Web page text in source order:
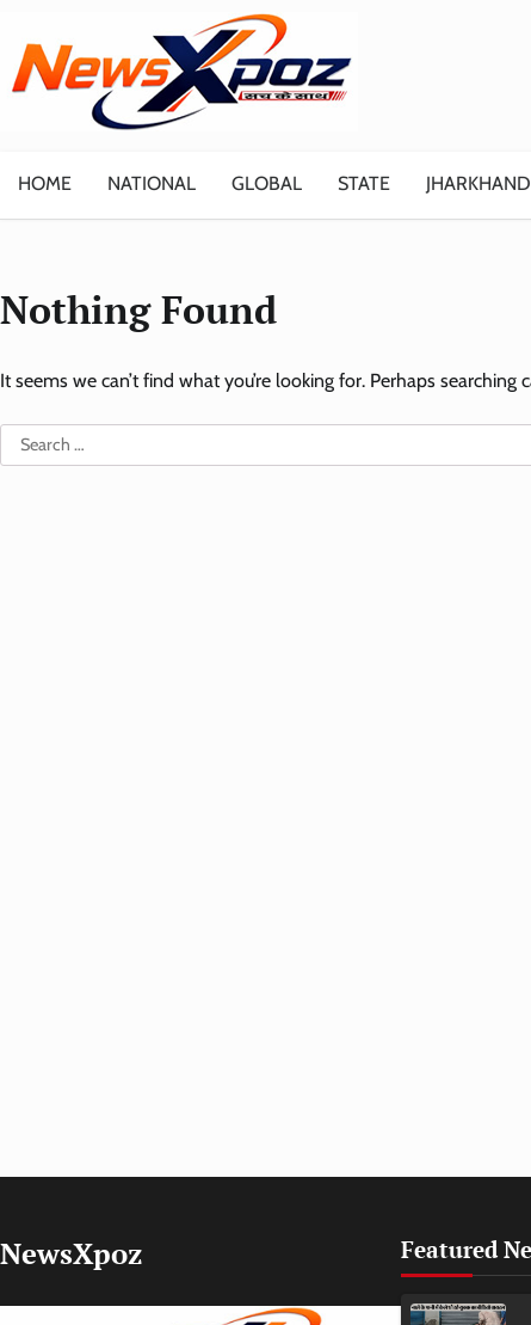
content
HOME NATIONAL GLOBAL STATE JHARKHAND
Nothing Found
It seems we can’t find what you’re looking for. Perhaps searching
Search
for:
NewsXpoz Featured